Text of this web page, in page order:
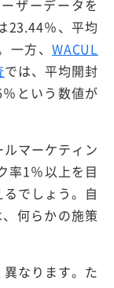
ザーデータを
23.44％、平均
方、 WACUL
では、平均開封
という数値が
マーケティン
率1％以上を目
でしょう。自
何らかの施策
なります。た